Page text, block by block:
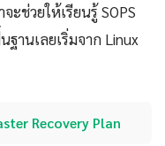
ช่วยให้เรียนรู้ SOPS
านเลยเริ่มจาก Linux
Recovery Plan